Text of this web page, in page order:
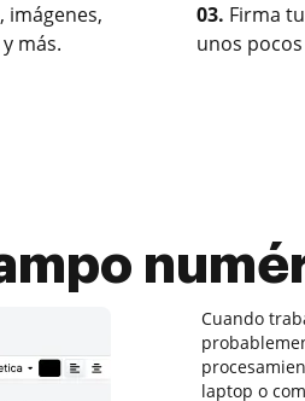
imágenes,
más.
03. Firma
unos
Cuando
laptop o